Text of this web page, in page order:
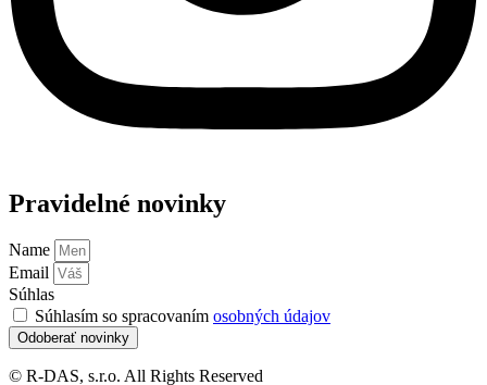
Pravidelné novinky
Name
Email
Súhlas
Súhlasím so spracovaním osobných údajov
Odoberať novinky
© R-DAS, s.r.o. All Rights Reserved